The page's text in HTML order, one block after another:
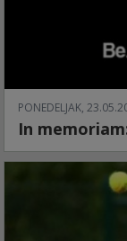
PONEDELJAK,
In